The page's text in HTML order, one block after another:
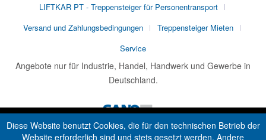
LIFTKAR PT - Treppensteiger für Personentransport
Versand und Zahlungsbedingungen
Treppensteiger Mieten
Service
Angebote nur für Industrie, Handel, Handwerk und Gewerbe in
Deutschland.
Diese Website benutzt Cookies, die für den technischen Betrieb der
Website erforderlich sind und stets gesetzt werden. Andere